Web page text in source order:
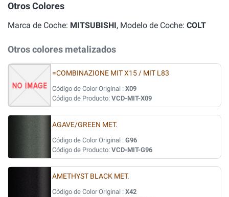
Otros Colores
Marca de Coche: MITSUBISHI, Modelo de Coche: COLT
Otros colores metalizados
=COMBINAZIONE MIT X15 / MIT L83
Código de Color Original : X09
Código de Producto: VCD-MIT-X09
AGAVE/GREEN MET.
Código de Color Original : G96
Código de Producto: VCD-MIT-G96
AMETHYST BLACK MET.
Código de Color Original : X42